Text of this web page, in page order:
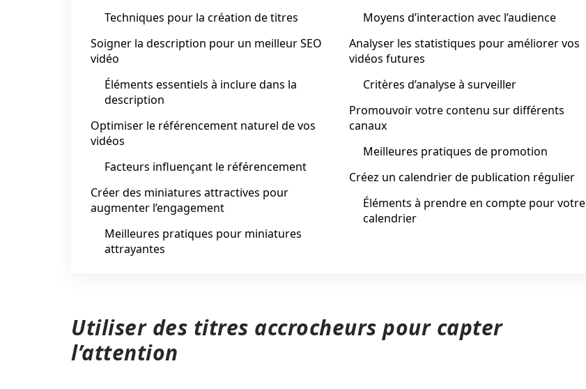
Techniques pour la création de titres
Soigner la description pour un meilleur SEO
vidéo
Éléments essentiels à inclure dans la
description
Optimiser le référencement naturel de vos
vidéos
Facteurs influençant le référencement
Créer des miniatures attractives pour
augmenter l’engagement
Meilleures pratiques pour miniatures
attrayantes
Moyens d’interaction avec l’audience
Analyser les statistiques pour améliorer vos
vidéos futures
Critères d’analyse à surveiller
Promouvoir votre contenu sur différents
canaux
Meilleures pratiques de promotion
Créez un calendrier de publication régulier
Éléments à prendre en compte pour votre
calendrier
Utiliser des titres accrocheurs pour capter
l’attention